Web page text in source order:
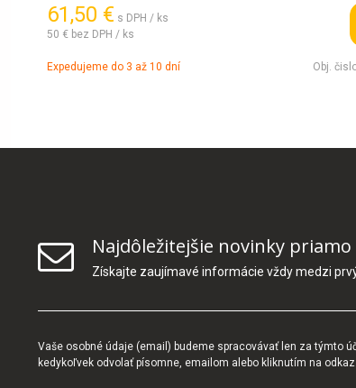
61,50 € s DPH / ks
50 € bez DPH / ks
Expedujeme do 3 až 10 dní Obj.
Najdôležitejšie novinky priamo
Získajte zaujímavé informácie vždy medzi
Vaše osobné údaje (email) budeme spracovávať len za týmto
kedykoľvek odvolať písomne, emailom alebo kliknutím na